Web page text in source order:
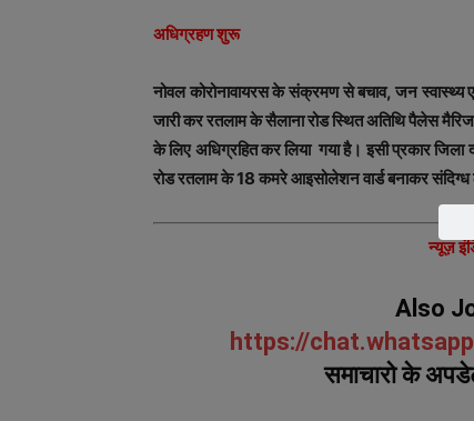
अधिग्रहण शुरू
नोवल कोरोनावायरस के संक्रमण से बचाव, जन स्वास्थ्य
जारी कर रतलाम के सैलाना रोड स्थित अतिथि पैलेस
के लिए अधिग्रहित कर लिया गया है। इसी प्रकार जिला
रोड रतलाम के 18 कमरे आइसोलेशन वार्ड बनाकर
न्यूज़
Also
https://
समाचारो के